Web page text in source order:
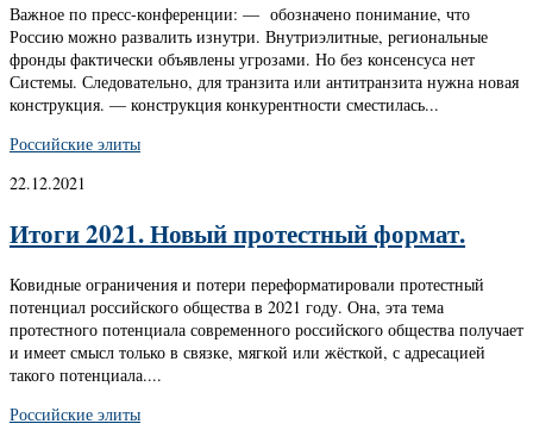
Важное по пресс-конференции: — обозначено понимание, что
Россию можно развалить изнутри. Внутриэлитные, региональные
фронды фактически объявлены угрозами. Но без консенсуса нет
Системы. Следовательно, для транзита или антитранзита нужна новая
конструкция. — конструкция конкурентности сместилась...
Российские элиты
22.12.2021
Итоги 2021. Новый протестный формат.
Ковидные ограничения и потери переформатировали протестный
потенциал российского общества в 2021 году. Она, эта тема
протестного потенциала современного российского общества получает
и имеет смысл только в связке, мягкой или жёсткой, с адресацией
такого потенциала....
Российские элиты